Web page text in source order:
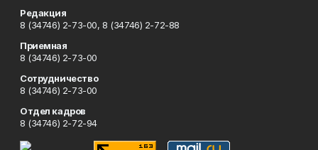
Редакция
8 (34746) 2-73-00, 8 (34746) 2-72-88
Приемная
8 (34746) 2-73-00
Сотрудничество
8 (34746) 2-73-00
Отдел кадров
8 (34746) 2-72-94